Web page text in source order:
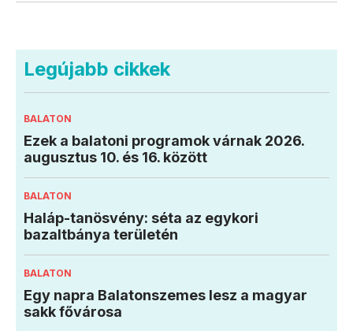
Legújabb cikkek
BALATON
Ezek a balatoni programok várnak 2026.
augusztus 10. és 16. között
BALATON
Haláp-tanösvény: séta az egykori
bazaltbánya területén
BALATON
Egy napra Balatonszemes lesz a magyar
sakk fővárosa